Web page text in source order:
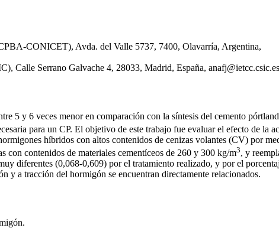
CONICET), Avda. del Valle 5737, 7400, Olavarría, Argentina,
Calle Serrano Galvache 4, 28033, Madrid, España, anafj@ietcc.csic.es
5 y 6 veces menor en comparación con la síntesis del cemento
para un CP. El objetivo de este trabajo fue evaluar el efecto de la
híbridos con altos contenidos de cenizas volantes (CV) por
con contenidos de materiales cementíceos de 260 y 300 kg/m3, y
diferentes (0,068-0,609) por el tratamiento realizado, y por el
y a tracción del hormigón se encuentran directamente relacionados.